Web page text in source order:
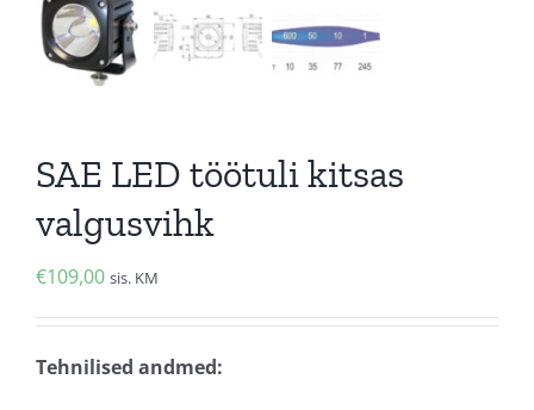
SAE LED töötuli kitsas
valgusvihk
€109,00 sis. KM
Tehnilised andmed: